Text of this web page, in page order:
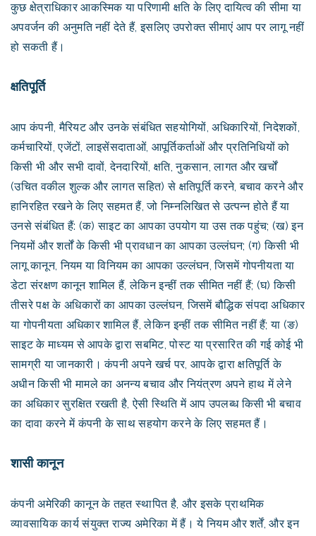
कुछ क्षेत्राधिकार आकस्मिक या परिणामी क्षति के लिए दायित्व की सीमा या
अपवर्जन की अनुमति नहीं देते हैं, इसलिए उपरोक्त सीमाएं आप पर लागू नहीं
हो सकती हैं।
क्षतिपूर्ति
आप कंपनी, मैरियट और उनके संबंधित सहयोगियों, अधिकारियों, निदेशकों,
कर्मचारियों, एजेंटों, लाइसेंसदाताओं, आपूर्तिकर्ताओं और प्रतिनिधियों को
किसी भी और सभी दावों, देनदारियों, क्षति, नुकसान, लागत और खर्चों
(उचित वकील शुल्क और लागत सहित) से क्षतिपूर्ति करने, बचाव करने और
हानिरहित रखने के लिए सहमत हैं, जो निम्नलिखित से उत्पन्न होते हैं या
उनसे संबंधित हैं: (क) साइट का आपका उपयोग या उस तक पहुंच; (ख) इन
नियमों और शर्तों के किसी भी प्रावधान का आपका उल्लंघन; (ग) किसी भी
लागू कानून, नियम या विनियम का आपका उल्लंघन, जिसमें गोपनीयता या
डेटा संरक्षण कानून शामिल हैं, लेकिन इन्हीं तक सीमित नहीं हैं; (घ) किसी
तीसरे पक्ष के अधिकारों का आपका उल्लंघन, जिसमें बौद्धिक संपदा अधिकार
या गोपनीयता अधिकार शामिल हैं, लेकिन इन्हीं तक सीमित नहीं हैं; या (ङ)
साइट के माध्यम से आपके द्वारा सबमिट, पोस्ट या प्रसारित की गई कोई भी
सामग्री या जानकारी। कंपनी अपने खर्च पर, आपके द्वारा क्षतिपूर्ति के
अधीन किसी भी मामले का अनन्य बचाव और नियंत्रण अपने हाथ में लेने
का अधिकार सुरक्षित रखती है, ऐसी स्थिति में आप उपलब्ध किसी भी बचाव
का दावा करने में कंपनी के साथ सहयोग करने के लिए सहमत हैं।
शासी कानून
कंपनी अमेरिकी कानून के तहत स्थापित है, और इसके प्राथमिक
व्यावसायिक कार्य संयुक्त राज्य अमेरिका में हैं। ये नियम और शर्तें, और इन